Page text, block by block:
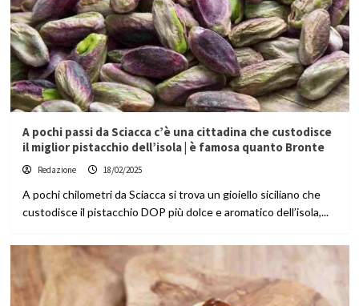
A pochi passi da Sciacca c’è una cittadina che custodisce
il miglior pistacchio dell’isola | è famosa quanto Bronte
Redazione 18/02/2025
A pochi chilometri da Sciacca si trova un gioiello siciliano che
custodisce il pistacchio DOP più dolce e aromatico dell’isola,...